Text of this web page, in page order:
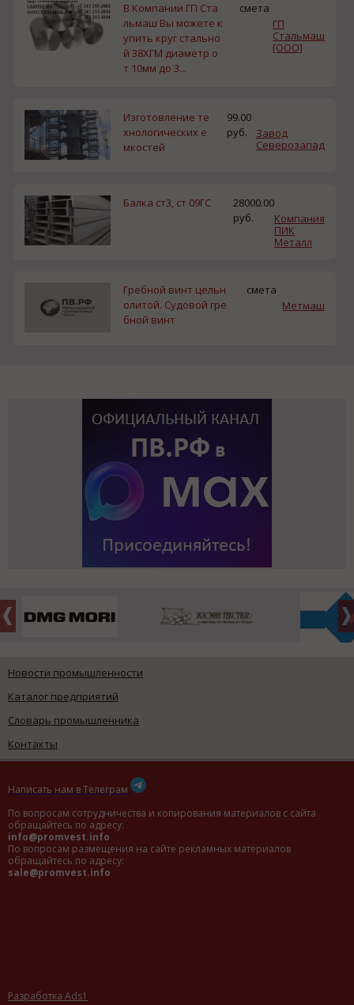
В Компании ГП Ста
льмаш Вы можете к
упить круг стально
й 38ХГМ диаметр о
т 10мм до 3...
смета
ГП
Стальмаш
[ООО]
Изготовление те
хнологических е
мкостей
99.00
руб.
Завод
Северозапад
Балка ст3, ст 09ГС
28000.00
руб.
Компания
ПИК
Металл
Гребной винт цельн
олитой. Судовой гре
бной винт
смета
Метмаш
Новости промышленности
Каталог предприятий
Словарь промышленника
Контакты
Написать нам в Телеграм
По вопросам сотрудничества и копирования материалов с сайта
обращайтесь по адресу:
info@promvest.info
По вопросам размещения на сайте рекламных материалов
обращайтесь по адресу:
sale@promvest.info
Разработка Ads1